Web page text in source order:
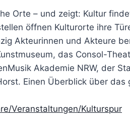
Orte – und zeigt: Kultur
öffnen Kulturorte ihre
Akteurinnen und Akteure
das Consol-
Akademie NRW, der
Einen Überblick über das
Veranstaltungen/Kulturspur